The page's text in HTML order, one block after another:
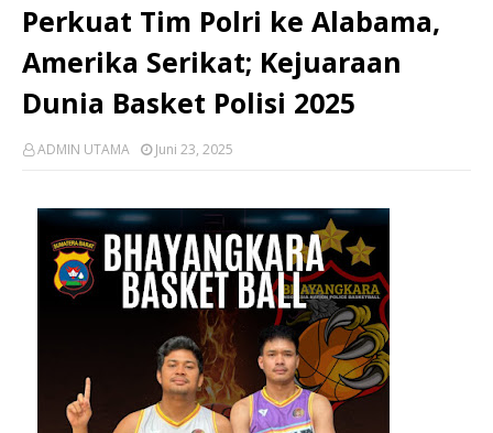
Perkuat Tim Polri ke Alabama,
Amerika Serikat; Kejuaraan
Dunia Basket Polisi 2025
ADMIN UTAMA Juni 23, 2025